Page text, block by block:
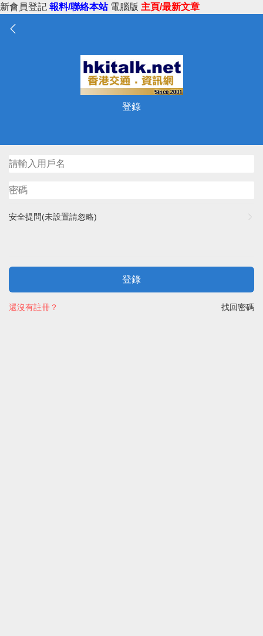
新會員登記 報料/聯絡本站 電腦版 主頁/最新文章
登錄
安全提問(未設置請忽略)
登錄
找回密碼
還沒有註冊？